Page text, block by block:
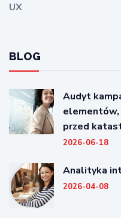
UX
BLOG
Audyt
przed
2026-06-18
Analityka
2026-04-08